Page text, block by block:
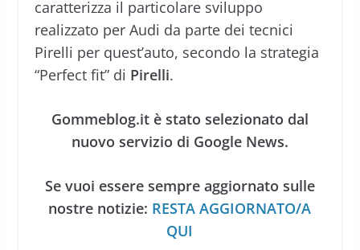
caratterizza il particolare sviluppo
realizzato per Audi da parte dei tecnici
Pirelli per quest’auto, secondo la strategia
“Perfect fit” di Pirelli.
Gommeblog.it è stato selezionato dal
nuovo servizio di Google News.
Se vuoi essere sempre aggiornato sulle
nostre notizie: RESTA AGGIORNATO/A
QUI